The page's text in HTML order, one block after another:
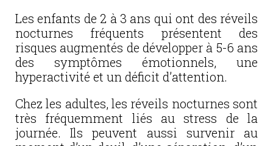
Les enfants de 2 à 3 ans qui ont des réveils
nocturnes fréquents présentent des
risques augmentés de développer à 5-6 ans
des symptômes émotionnels, une
hyperactivité et un déficit d’attention.
Chez les adultes, les réveils nocturnes sont
très fréquemment liés au stress de la
journée. Ils peuvent aussi survenir au